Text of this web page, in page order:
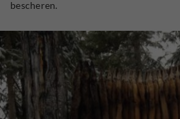
bescheren.